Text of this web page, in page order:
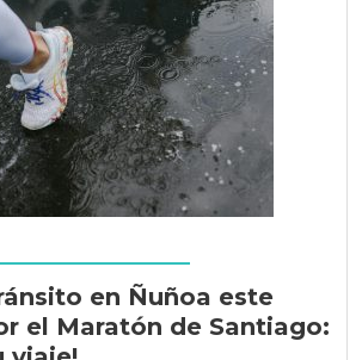
en Ñuñoa este
el Maratón de Santiago: